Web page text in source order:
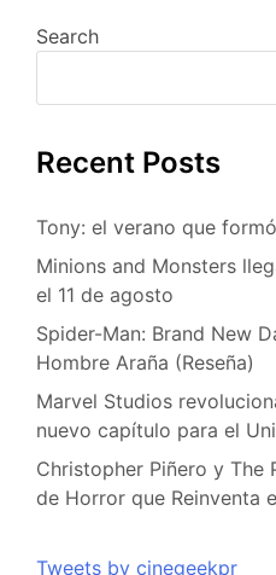
Search
Recent Posts
Tony: el verano que
Minions and Monsters
el 11 de agosto
Spider-Man: Brand New
Hombre Araña (Reseña)
Marvel Studios
nuevo capítulo para el
Christopher Piñero y The
de Horror que Reinventa
Tweets by cinegeekpr